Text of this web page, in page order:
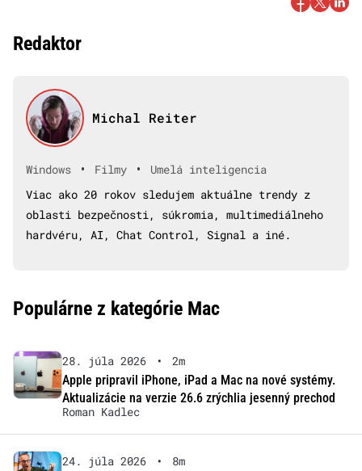
Redaktor
Michal Reiter
Windows • Filmy •
Umelá inteligencia
Viac ako 20 rokov sledujem aktuálne trendy z
oblasti bezpečnosti, súkromia, multimediálneho
hardvéru, AI, Chat Control, Signal a iné.
Populárne z kategórie Mac
28. júla 2026 •
2m
Apple pripravil iPhone, iPad a Mac na nové systémy.
Aktualizácie na verzie 26.6 zrýchlia jesenný prechod
Roman Kadlec
24. júla 2026 •
8m